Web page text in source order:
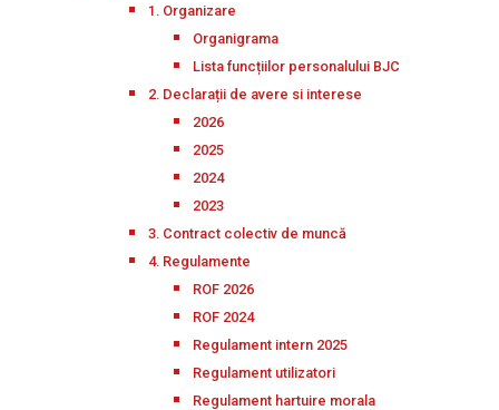
1. Organizare
Organigrama
Lista funcțiilor personalului BJC
2. Declarații de avere si interese
2026
2025
2024
2023
3. Contract colectiv de muncă
4. Regulamente
ROF 2026
ROF 2024
Regulament intern 2025
Regulament utilizatori
Regulament hartuire morala